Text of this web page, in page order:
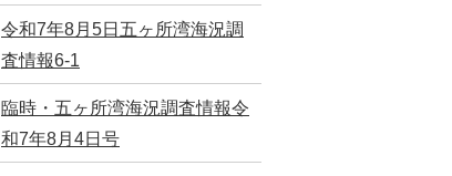
令和7年8月5日五ヶ所湾海況調
査情報6-1
臨時・五ヶ所湾海況調査情報令
和7年8月4日号